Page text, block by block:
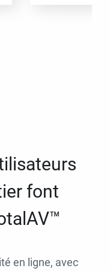
font
en ligne, avec